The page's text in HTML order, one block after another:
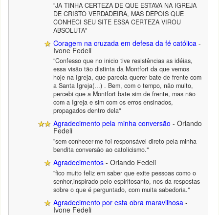
"JA TINHA CERTEZA DE QUE ESTAVA NA IGREJA
DE CRISTO VERDADEIRA, MAS DEPOIS QUE
CONHECI SEU SITE ESSA CERTEZA VIROU
ABSOLUTA"
Coragem na cruzada em defesa da fé católica -
Ivone Fedeli
"Confesso que no inicio tive resistências as idéias,
essa visão tão distinta da Montfort da que vemos
hoje na Igreja, que parecia querer bate de frente com
a Santa Igreja(...) . Bem, com o tempo, não muito,
percebi que a Montfort bate sim de frente, mas não
com a Igreja e sim com os erros ensinados,
propagados dentro dela"
Agradecimento pela minha conversão - Orlando
Fedeli
"sem conhecer-me foi responsável direto pela minha
bendita conversão ao catolicismo."
Agradecimentos - Orlando Fedeli
"fico muito feliz em saber que exite pessoas como o
senhor,inspirado pelo espiritosanto, nos da respostas
sobre o que é perguntado, com muita sabedoria."
Agradecimento por esta obra maravilhosa -
Ivone Fedeli